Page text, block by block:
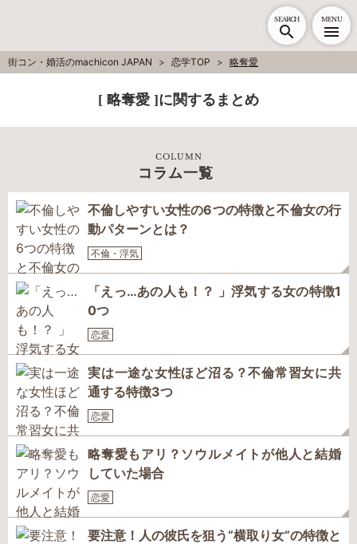
SEARCH MENU
街コン・婚活のmachicon JAPAN 恋学TOP 略奪愛
[ 略奪愛 ]に関するまとめ
COLUMN
コラム一覧
不倫しやすい女性の6つの特徴と不倫女の行
動パターンとは？
不倫・浮気
「えっ…あの人も！？ 」浮気する女の特徴1
0つ
恋愛
実は一途な女性ほど沼る？不倫常習女に共
通する特徴3つ
恋愛
略奪愛もアリ？ソウルメイトが他人と結婚
していた場合
恋愛
要注意！人の彼氏を狙う“横取り女”の特徴と